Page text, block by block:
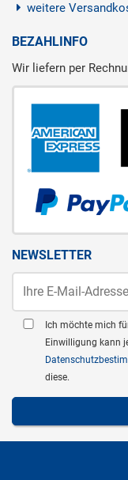
weitere
BEZAHLINFO
Wir liefern per
NEWSLETTER
Ich möchte mich
Einwilligung kann
diese.